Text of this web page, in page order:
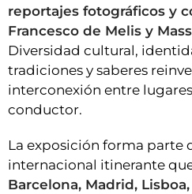
reportajes fotográficos y
Francesco de Melis y
Diversidad cultural,
tradiciones y saberes
interconexión entre
conductor.
La exposición forma parte
internacional itinerante
Barcelona, Madrid,